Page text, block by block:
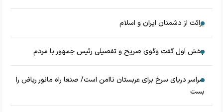
برائت از دشمنان ایران و اسلام
بخش اول گفت وگوی صریح و تفصیلی رئیس جمهور با مردم
سراسر دریای سرخ برای عربستان ناامن است/ صنعا راه مانور ریاض را
بست